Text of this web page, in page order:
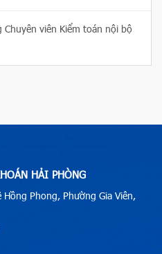
viên Kiểm toán nội bộ
HẢI PHÒNG
Phong, Phường Gia Viên,